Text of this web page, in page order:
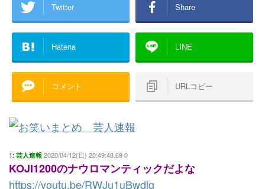
Twitter Share
Hatena LINE
コメント URLコピー
1: 芸人速報 2020/04/12(日) 20:49:48.69 0
KOJI1200のナウロマンティックだよな
https://youtu.be/RWJu1uBwdlg